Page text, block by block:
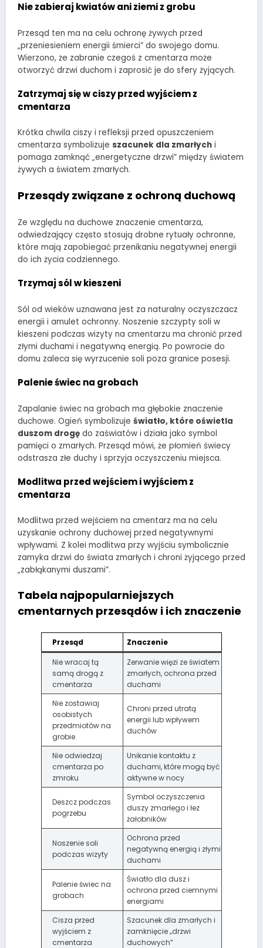
Nie zabieraj kwiatów ani ziemi z grobu
Przesąd ten ma na celu ochronę żywych przed
„przeniesieniem energii śmierci” do swojego domu.
Wierzono, że zabranie czegoś z cmentarza może
otworzyć drzwi duchom i zaprosić je do sfery żyjących.
Zatrzymaj się w ciszy przed wyjściem z
cmentarza
Krótka chwila ciszy i refleksji przed opuszczeniem
cmentarza symbolizuje szacunek dla zmarłych i
pomaga zamknąć „energetyczne drzwi” między światem
żywych a światem zmarłych.
Przesądy związane z ochroną duchową
Ze względu na duchowe znaczenie cmentarza,
odwiedzający często stosują drobne rytuały ochronne,
które mają zapobiegać przenikaniu negatywnej energii
do ich życia codziennego.
Trzymaj sól w kieszeni
Sól od wieków uznawana jest za naturalny oczyszczacz
energii i amulet ochronny. Noszenie szczypty soli w
kieszeni podczas wizyty na cmentarzu ma chronić przed
złymi duchami i negatywną energią. Po powrocie do
domu zaleca się wyrzucenie soli poza granice posesji.
Palenie świec na grobach
Zapalanie świec na grobach ma głębokie znaczenie
duchowe. Ogień symbolizuje światło, które oświetla
duszom drogę do zaświatów i działa jako symbol
pamięci o zmarłych. Przesąd mówi, że płomień świecy
odstrasza złe duchy i sprzyja oczyszczeniu miejsca.
Modlitwa przed wejściem i wyjściem z
cmentarza
Modlitwa przed wejściem na cmentarz ma na celu
uzyskanie ochrony duchowej przed negatywnymi
wpływami. Z kolei modlitwa przy wyjściu symbolicznie
zamyka drzwi do świata zmarłych i chroni żyjącego przed
„zabłąkanymi duszami”.
Tabela najpopularniejszych
cmentarnych przesądów i ich znaczenie
Przesąd
Znaczenie
Nie wracaj tą
samą drogą z
cmentarza
Zerwanie więzi ze światem
zmarłych, ochrona przed
duchami
Nie zostawiaj
osobistych
przedmiotów na
grobie
Chroni przed utratą
energii lub wpływem
duchów
Nie odwiedzaj
cmentarza po
zmroku
Unikanie kontaktu z
duchami, które mogą być
aktywne w nocy
Deszcz podczas
pogrzebu
Symbol oczyszczenia
duszy zmarłego i łez
żałobników
Noszenie soli
podczas wizyty
Ochrona przed
negatywną energią i złymi
duchami
Palenie świec na
grobach
Światło dla dusz i
ochrona przed ciemnymi
energiami
Cisza przed
wyjściem z
cmentarza
Szacunek dla zmarłych i
zamknięcie „drzwi
duchowych”